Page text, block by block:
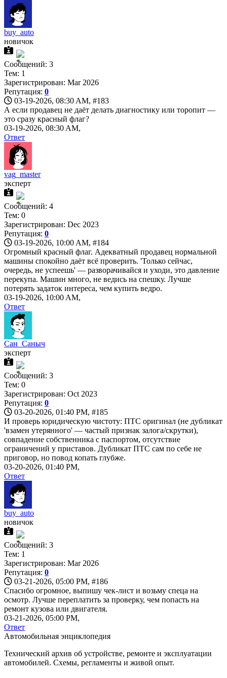
buy_auto
новичок
Сообщений: 3
Тем: 1
Зарегистрирован: Mar 2026
Репутация: 0
03-19-2026, 08:30 AM, #183
А если продавец не даёт делать диагностику или торопит —
это сразу красный флаг?
03-19-2026, 08:30 AM,
Ответ
vag_master
эксперт
Сообщений: 4
Тем: 0
Зарегистрирован: Dec 2023
Репутация: 0
03-19-2026, 10:00 AM, #184
Огромный красный флаг. Адекватный продавец нормальной
машины спокойно даёт всё проверить. 'Только сейчас,
очередь, не успеешь' — разворачивайся и уходи, это давление
перекупа. Машин много, не ведись на спешку. Лучше
потерять задаток интереса, чем купить ведро.
03-19-2026, 10:00 AM,
Ответ
Сан_Саныч
эксперт
Сообщений: 3
Тем: 0
Зарегистрирован: Oct 2023
Репутация: 0
03-20-2026, 01:40 PM, #185
И проверь юридическую чистоту: ПТС оригинал (не дубликат
'взамен утерянного' — частый признак залога/скрутки),
совпадение собственника с паспортом, отсутствие
ограничений у приставов. Дубликат ПТС сам по себе не
приговор, но повод копать глубже.
03-20-2026, 01:40 PM,
Ответ
buy_auto
новичок
Сообщений: 3
Тем: 1
Зарегистрирован: Mar 2026
Репутация: 0
03-21-2026, 05:00 PM, #186
Спасибо огромное, выпишу чек-лист и возьму спеца на
осмотр. Лучше переплатить за проверку, чем попасть на
ремонт кузова или двигателя.
03-21-2026, 05:00 PM,
Ответ
Автомобильная энциклопедия
Технический архив об устройстве, ремонте и эксплуатации
автомобилей. Схемы, регламенты и живой опыт.